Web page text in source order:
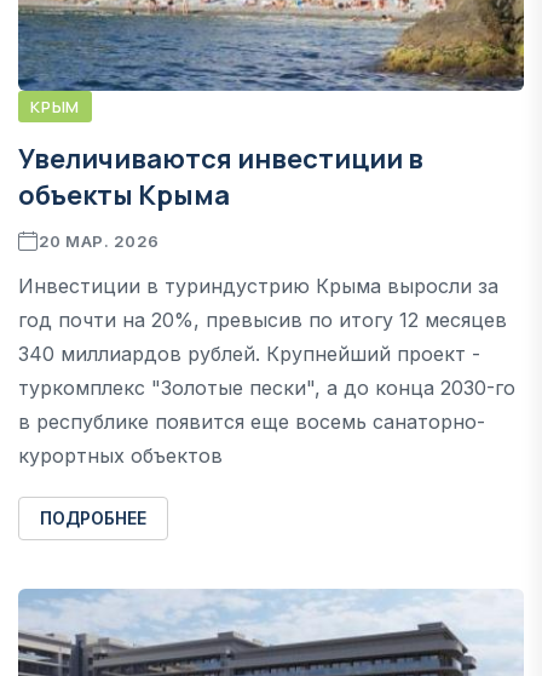
КРЫМ
Увеличиваются инвестиции в
объекты Крыма
20 МАР. 2026
Инвестиции в туриндустрию Крыма выросли за
год почти на 20%, превысив по итогу 12 месяцев
340 миллиардов рублей. Крупнейший проект -
туркомплекс "Золотые пески", а до конца 2030-го
в республике появится еще восемь санаторно-
курортных объектов
ПОДРОБНЕЕ